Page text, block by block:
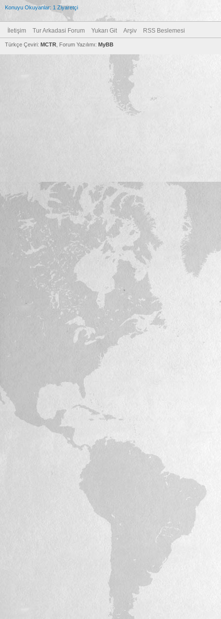
Konuyu Okuyanlar: 1 Ziyaretçi
İletişim Tur Arkadasi Forum Yukarı Git Arşiv RSS Beslemesi
Türkçe Çeviri: MCTR , Forum Yazılımı: MyBB